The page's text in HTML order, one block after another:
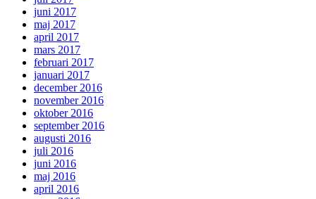
juni 2017
maj 2017
april 2017
mars 2017
februari 2017
januari 2017
december 2016
november 2016
oktober 2016
september 2016
augusti 2016
juli 2016
juni 2016
maj 2016
april 2016